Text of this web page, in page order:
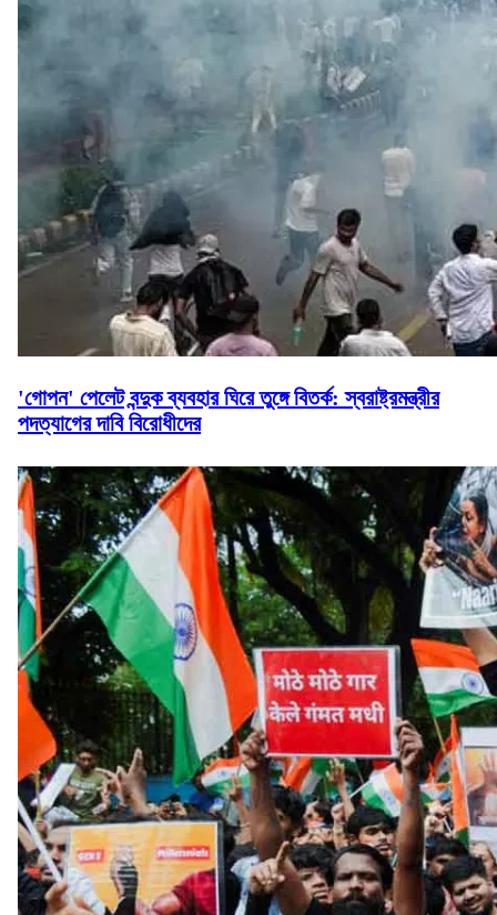
'গোপন' পেলেট বন্দুক ব্যবহার ঘিরে তুঙ্গে বিতর্ক: স্বরাষ্ট্রমন্ত্রীর
পদত্যাগের দাবি বিরোধীদের